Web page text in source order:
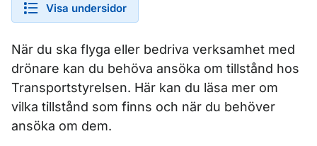
Visa undersidor
När du ska flyga eller bedriva verksamhet med
drönare kan du behöva ansöka om tillstånd hos
Transportstyrelsen. Här kan du läsa mer om
vilka tillstånd som finns och när du behöver
ansöka om dem.